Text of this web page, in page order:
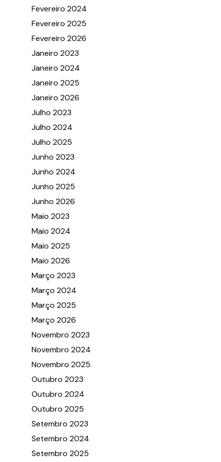
Fevereiro 2024
Fevereiro 2025
Fevereiro 2026
Janeiro 2023
Janeiro 2024
Janeiro 2025
Janeiro 2026
Julho 2023
Julho 2024
Julho 2025
Junho 2023
Junho 2024
Junho 2025
Junho 2026
Maio 2023
Maio 2024
Maio 2025
Maio 2026
Março 2023
Março 2024
Março 2025
Março 2026
Novembro 2023
Novembro 2024
Novembro 2025
Outubro 2023
Outubro 2024
Outubro 2025
Setembro 2023
Setembro 2024
Setembro 2025